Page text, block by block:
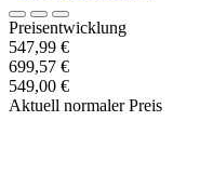
Preisentwicklung
547,99 €
699,57 €
549,00 €
Aktuell normaler Preis